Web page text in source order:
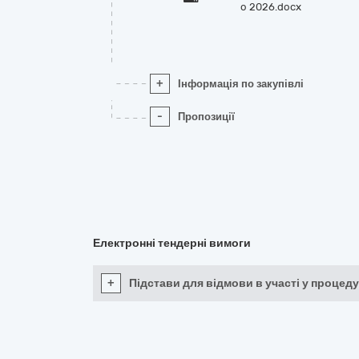
о 2026.docx
+ Інформація по закупівлі
- Пропозиції
Електронні тендерні вимоги
+ Підстави для відмови в участі у